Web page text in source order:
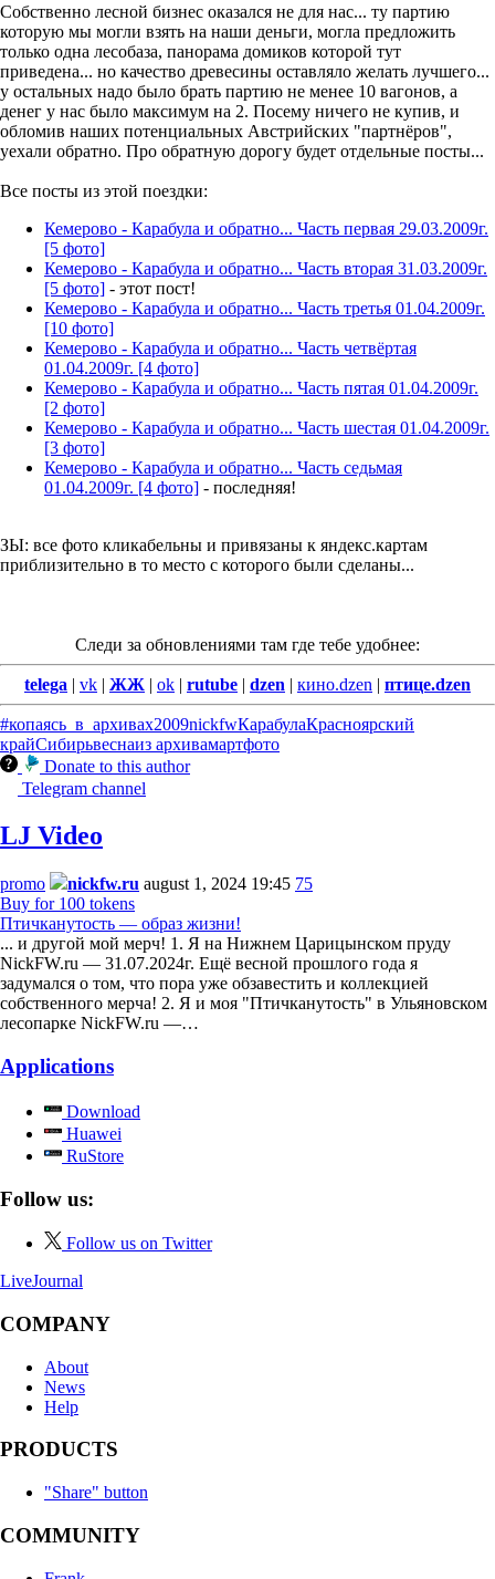
Собственно лесной бизнес оказался не для нас... ту партию
которую мы могли взять на наши деньги, могла предложить
только одна лесобаза, панорама домиков которой тут
приведена... но качество древесины оставляло желать лучшего...
у остальных надо было брать партию не менее 10 вагонов, а
денег у нас было максимум на 2. Посему ничего не купив, и
обломив наших потенциальных Австрийских "партнёров",
уехали обратно. Про обратную дорогу будет отдельные посты...
Все посты из этой поездки:
Кемерово - Карабула и обратно... Часть первая 29.03.2009г.
[5 фото]
Кемерово - Карабула и обратно... Часть вторая 31.03.2009г.
[5 фото] - этот пост!
Кемерово - Карабула и обратно... Часть третья 01.04.2009г.
[10 фото]
Кемерово - Карабула и обратно... Часть четвёртая
01.04.2009г. [4 фото]
Кемерово - Карабула и обратно... Часть пятая 01.04.2009г.
[2 фото]
Кемерово - Карабула и обратно... Часть шестая 01.04.2009г.
[3 фото]
Кемерово - Карабула и обратно... Часть седьмая
01.04.2009г. [4 фото] - последняя!
ЗЫ: все фото кликабельны и привязаны к яндекс.картам
приблизительно в то место с которого были сделаны...
Следи за обновлениями там где тебе удобнее:
telega | vk | ЖЖ | ok | rutube | dzen | кино.dzen | птице.dzen
#копаясь_в_архивах2009nickfwКарабулаКрасноярский
крайСибирьвеснаиз архивамартфото
Donate to this author
Telegram channel
LJ Video
promo nickfw.ru august 1, 2024 19:45 75
Buy for 100 tokens
Птичканутость — образ жизни!
... и другой мой мерч! 1. Я на Нижнем Царицынском пруду
NickFW.ru — 31.07.2024г. Ещё весной прошлого года я
задумался о том, что пора уже обзавестить и коллекцией
собственного мерча! 2. Я и моя "Птичканутость" в Ульяновском
лесопарке NickFW.ru —…
Applications
Download
Huawei
RuStore
Follow us:
Follow us on Twitter
LiveJournal
COMPANY
About
News
Help
PRODUCTS
"Share" button
COMMUNITY